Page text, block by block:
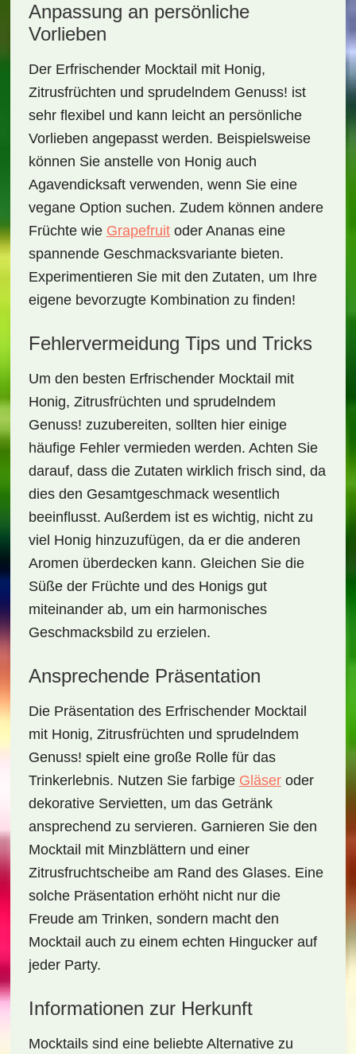
Anpassung an persönliche
Vorlieben
Der Erfrischender Mocktail mit Honig,
Zitrusfrüchten und sprudelndem Genuss! ist
sehr flexibel und kann leicht an persönliche
Vorlieben angepasst werden. Beispielsweise
können Sie anstelle von Honig auch
Agavendicksaftverwenden, wenn Sie eine
vegane Option suchen. Zudem können andere
Früchtewie Grapefruitoder Ananas eine
spannende Geschmacksvariante bieten.
Experimentieren Sie mit den Zutaten, um Ihre
eigene bevorzugte Kombination zu finden!
Fehlervermeidung Tips und Tricks
Um den besten Erfrischender Mocktail mit
Honig, Zitrusfrüchten und sprudelndem
Genuss! zuzubereiten, sollten hier einige
häufige Fehler vermieden werden. Achten Sie
darauf, dass die Zutaten wirklich frisch sind, da
dies den Gesamtgeschmack wesentlich
beeinflusst. Außerdem ist es wichtig, nicht zu
viel Honig hinzuzufügen, da er die anderen
Aromen überdecken kann. Gleichen Sie die
Süße der Früchte und des Honigs gut
miteinander ab, um ein harmonisches
Geschmacksbild zu erzielen.
Ansprechende Präsentation
Die Präsentation des Erfrischender Mocktail
mit Honig, Zitrusfrüchten und sprudelndem
Genuss! spielt eine große Rolle für das
Trinkerlebnis. Nutzen Sie farbige Gläseroder
dekorative Servietten, um das Getränk
ansprechend zu servieren. Garnieren Sie den
Mocktail mit Minzblättern und einer
Zitrusfruchtscheibe am Rand des Glases. Eine
solche Präsentation erhöht nicht nur die
Freude am Trinken, sondern macht den
Mocktail auch zu einem echten Hingucker auf
jeder Party.
Informationen zur Herkunft
Mocktails sind eine beliebte Alternative zu